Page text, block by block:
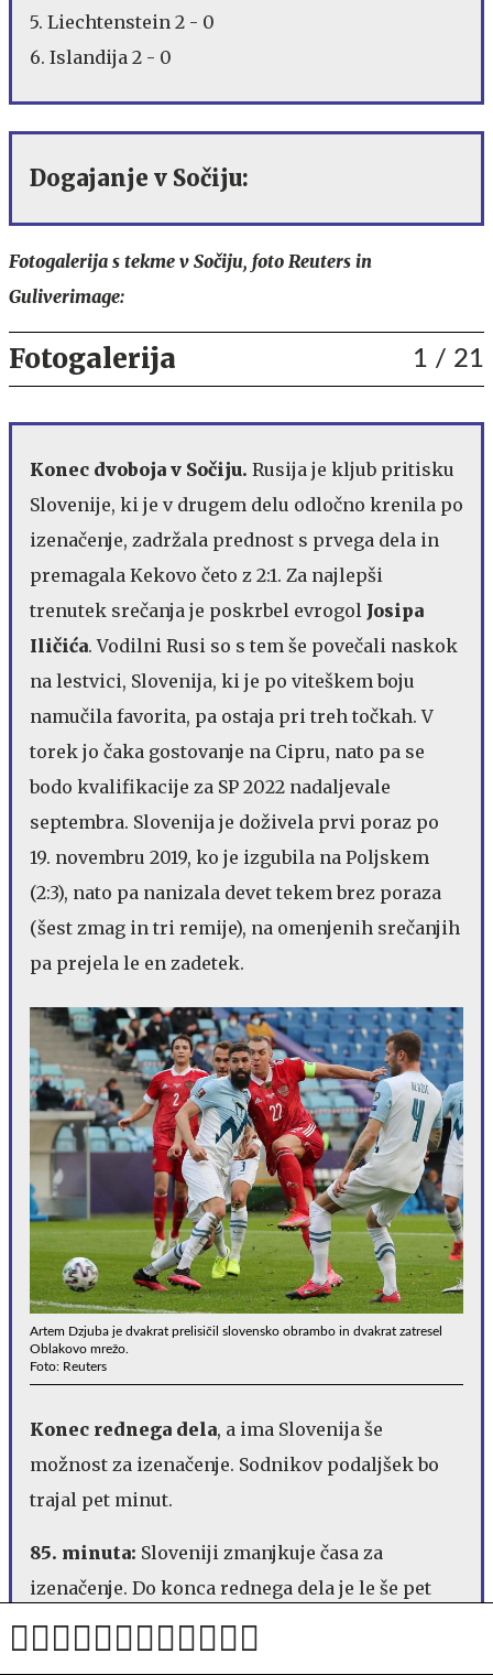
5. Liechtenstein 2 - 0
6. Islandija 2 - 0
Dogajanje v Sočiju:
Fotogalerija s tekme v Sočiju, foto Reuters in
Guliverimage:
Fotogalerija 1 / 21
Konec dvoboja v Sočiju. Rusija je kljub pritisku
Slovenije, ki je v drugem delu odločno krenila po
izenačenje, zadržala prednost s prvega dela in
premagala Kekovo četo z 2:1. Za najlepši
trenutek srečanja je poskrbel evrogol Josipa
Iličića. Vodilni Rusi so s tem še povečali naskok
na lestvici, Slovenija, ki je po viteškem boju
namučila favorita, pa ostaja pri treh točkah. V
torek jo čaka gostovanje na Cipru, nato pa se
bodo kvalifikacije za SP 2022 nadaljevale
septembra. Slovenija je doživela prvi poraz po
19. novembru 2019, ko je izgubila na Poljskem
(2:3), nato pa nanizala devet tekem brez poraza
(šest zmag in tri remije), na omenjenih srečanjih
pa prejela le en zadetek.
Artem Dzjuba je dvakrat prelisičil slovensko obrambo in dvakrat zatresel
Oblakovo mrežo.
Foto: Reuters
Konec rednega dela, a ima Slovenija še
možnost za izenačenje. Sodnikov podaljšek bo
trajal pet minut.
85. minuta: Sloveniji zmanjkuje časa za
izenačenje. Do konca rednega dela je le še pet
minut. SelektorMatjaž Kek
zadnjega aduta s klopi, namesto